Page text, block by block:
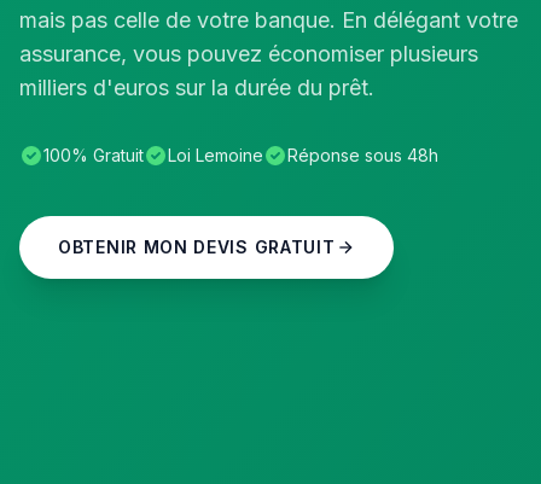
mais pas celle de votre banque. En délégant votre
assurance, vous pouvez économiser plusieurs
milliers d'euros sur la durée du prêt.
100% Gratuit Loi Lemoine Réponse sous 48h
OBTENIR MON DEVIS GRATUIT